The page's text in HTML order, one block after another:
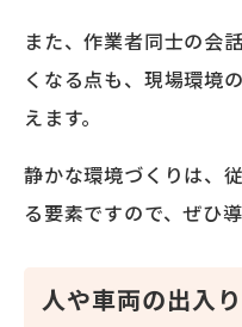
また、作業者同士の会
くなる点も、現場環境
えます。
静かな環境づくりは、
る要素ですので、ぜひ
人や車両の出入